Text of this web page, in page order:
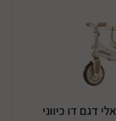
דגם דו כיווני